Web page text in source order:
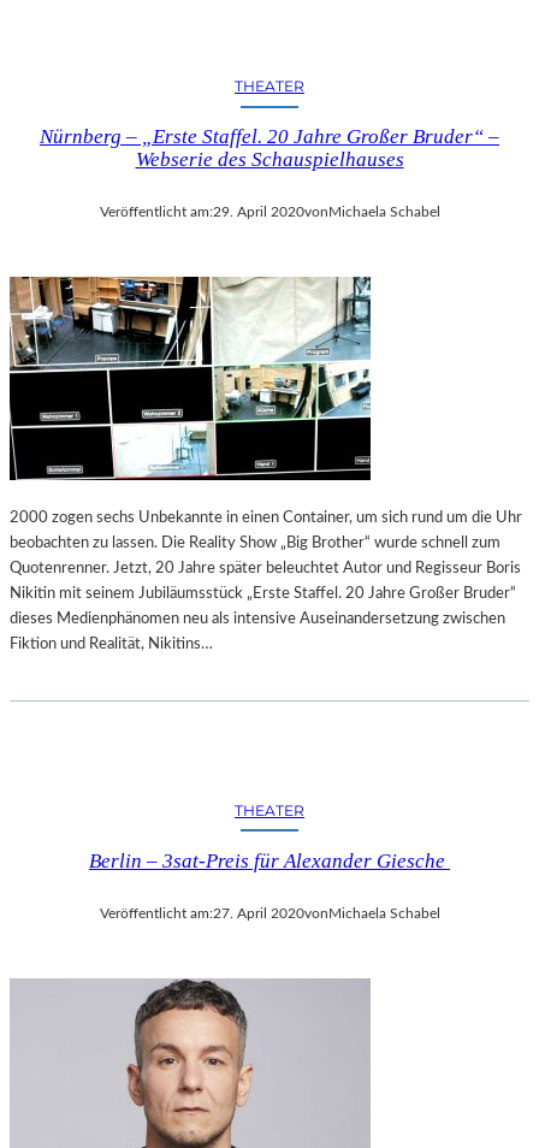
THEATER
Nürnberg – „Erste Staffel. 20 Jahre Großer Bruder“ –
Webserie des Schauspielhauses
Veröffentlicht am:29. April 2020von Michaela Schabel
2000 zogen sechs Unbekannte in einen Container, um sich rund um die Uhr
beobachten zu lassen. Die Reality Show „Big Brother“ wurde schnell zum
Quotenrenner. Jetzt, 20 Jahre später beleuchtet Autor und Regisseur Boris
Nikitin mit seinem Jubiläumsstück „Erste Staffel. 20 Jahre Großer Bruder“
dieses Medienphänomen neu als intensive Auseinandersetzung zwischen
Fiktion und Realität, Nikitins…
THEATER
Berlin – 3sat-Preis für Alexander Giesche
Veröffentlicht am:27. April 2020vonMichaela Schabel